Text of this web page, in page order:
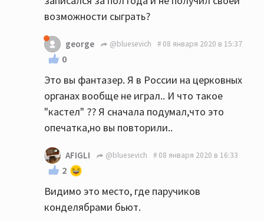
возможности сыграть?
george @bluesevich 08 января 2020 в 15:37
0
Это вы фантазер. Я в России на церковных
органах вообще не играл.. И что такое
"кастел" ?? Я сначала подумал,что это
опечатка,но вы повторили..
AFIGLI @bluesevich 08 января 2020 в 16:33
2
Видимо это место, где паручиков
конделябрами бьют.